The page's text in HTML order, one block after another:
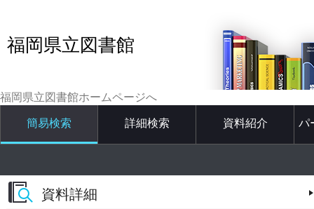
福岡県立図書館
福岡県立図書館ホームページへ
簡易検索 詳細検索 資料紹介 パ
資料詳細